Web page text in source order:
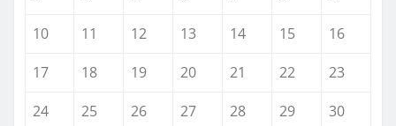
10
11 12 13 14 15
16
17
18 19 20 21 22
23
24
25 26 27 28 29
30